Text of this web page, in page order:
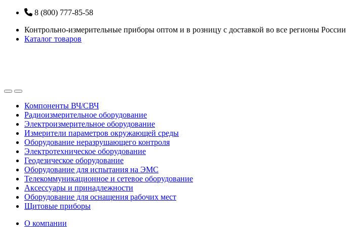
Перейти
навигации
Перейти
содержанию
8 (800) 777-85-58
Контрольно-измерительные приборы оптом и в розницу с доставкой во все регионы России
Каталог товаров
OpenClose
Компоненты ВЧ/СВЧ
Радиоизмерительное оборудование
Электроизмерительное оборудование
Измерители параметров окружающей среды
Оборудование неразрушающего контроля
Электротехническое оборудование
Геодезическое оборудование
Оборудование для испытания на ЭМС
Телекоммуникационное и сетевое оборудование
Аксессуары и принадлежности
Оборудование для оснащения рабочих мест
Щитовые приборы
О компании